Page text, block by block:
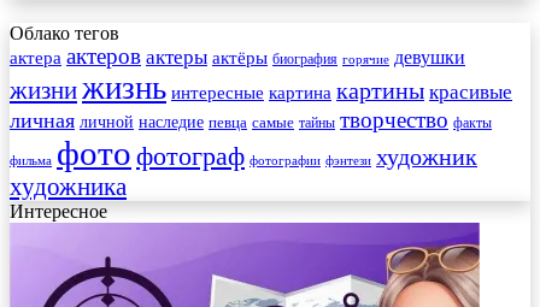
Облако тегов
актера актеров актеры актёры биография горячие девушки
жизнижизнь интересные картина картины красивые
личная личной наследие певца самые тайны творчество факты
фильма фото фотограф фотографии фэнтези художник
художника
Интересное